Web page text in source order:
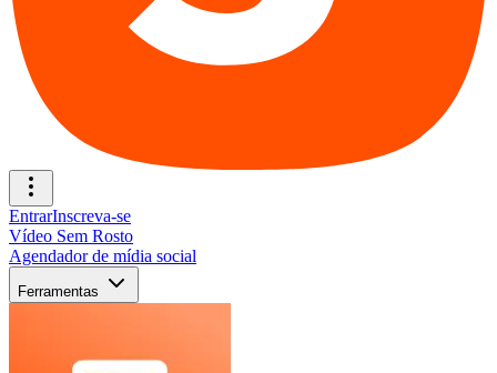
EntrarInscreva-se
Vídeo Sem Rosto
Agendador de mídia social
Ferramentas